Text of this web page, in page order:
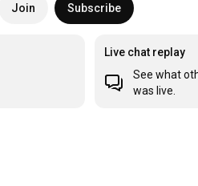
Join Subscribe
Live chat replay
See what
was live.